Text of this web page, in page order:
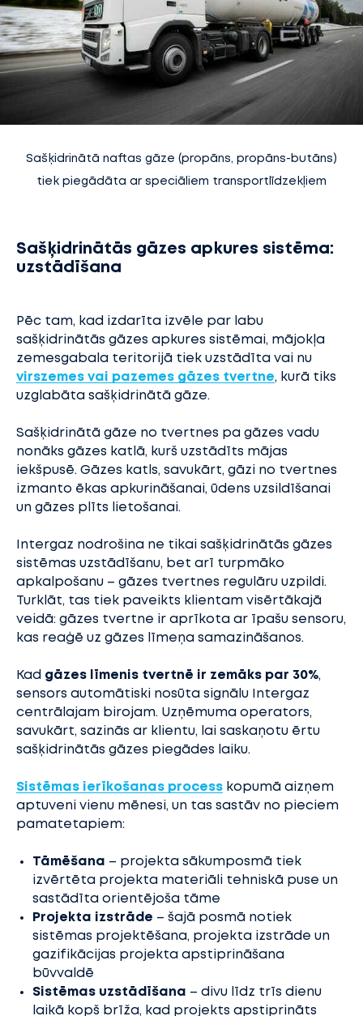
Sašķidrinātā naftas gāze (propāns, propāns-butāns)
tiek piegādāta ar speciāliem transportlīdzekļiem
Sašķidrinātās gāzes apkures sistēma:
uzstādīšana
Pēc tam, kad izdarīta izvēle par labu
sašķidrinātās gāzes apkures sistēmai, mājokļa
zemesgabala teritorijā tiek uzstādīta vai nu
virszemes vai pazemes gāzes tvertne, kurā tiks
uzglabāta sašķidrinātā gāze.
Sašķidrinātā gāze no tvertnes pa gāzes vadu
nonāks gāzes katlā, kurš uzstādīts mājas
iekšpusē. Gāzes katls, savukārt, gāzi no tvertnes
izmanto ēkas apkurināšanai, ūdens uzsildīšanai
un gāzes plīts lietošanai.
Intergaz nodrošina ne tikai sašķidrinātās gāzes
sistēmas uzstādīšanu, bet arī turpmāko
apkalpošanu – gāzes tvertnes regulāru uzpildi.
Turklāt, tas tiek paveikts klientam visērtākajā
veidā: gāzes tvertne ir aprīkota ar īpašu sensoru,
kas reaģē uz gāzes līmeņa samazināšanos.
Kad gāzes līmenis tvertnē ir zemāks par 30%,
sensors automātiski nosūta signālu Intergaz
centrālajam birojam. Uzņēmuma operators,
savukārt, sazinās ar klientu, lai saskaņotu ērtu
sašķidrinātās gāzes piegādes laiku.
Sistēmas ierīkošanas process kopumā aizņem
aptuveni vienu mēnesi, un tas sastāv no pieciem
pamatetapiem:
Tāmēšana – projekta sākumposmā tiek
izvērtēta projekta materiāli tehniskā puse un
sastādīta orientējoša tāme
Projekta izstrāde – šajā posmā notiek
sistēmas projektēšana, projekta izstrāde un
gazifikācijas projekta apstiprināšana
būvvaldē
Sistēmas uzstādīšana – divu līdz trīs dienu
laikā kopš brīža, kad projekts apstiprināts